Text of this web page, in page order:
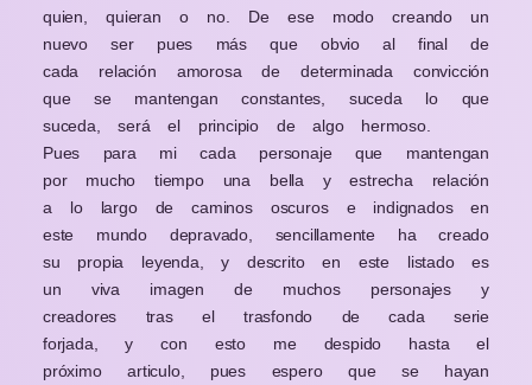
quien, quieran o no. De ese modo creando un
nuevo ser pues más que obvio al final de
cada relación amorosa de determinada convicción
que se mantengan constantes, suceda lo que
suceda, será el principio de algo hermoso.
Pues para mi cada personaje que mantengan
por mucho tiempo una bella y estrecha relación
a lo largo de caminos oscuros e indignados en
este mundo depravado, sencillamente ha creado
su propia leyenda, y descrito en este listado es
un viva imagen de muchos personajes y
creadores tras el trasfondo de cada serie
forjada, y con esto me despido hasta el
próximo articulo, pues espero que se hayan